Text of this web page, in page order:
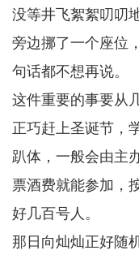
没等井飞絮絮叨叨
旁边挪了一个座位
句话都不想再说。
这件重要的事要从
正巧赶上圣诞节，
趴体，一般会由主
票酒费就能参加，
好几百号人。
那日向灿灿正好随